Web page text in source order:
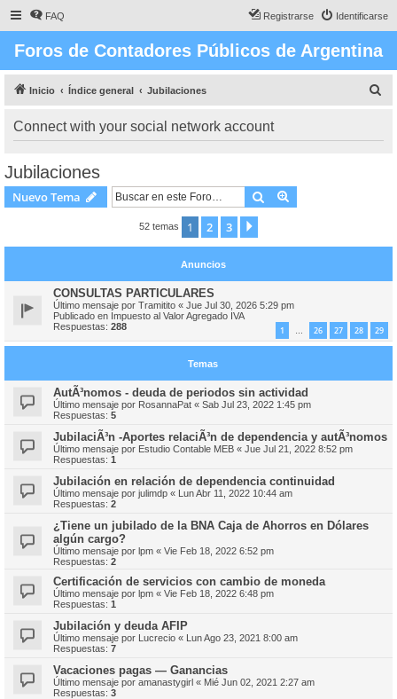
FAQ Identificarse
Registrarse
Foros de Contadores Públicos de Argentina
Inicio Índice general Jubilaciones
Connect with your social network account
Jubilaciones
Nuevo Tema Buscar
52 temas 1 2 3
Anuncios
CONSULTAS PARTICULARES
Último mensaje por Tramitito « Jue Jul 30, 2026 5:29 pm
Publicado en Impuesto al Valor Agregado IVA
Respuestas: 288 1 … 26 27 28 29
Temas
AutÃ³nomos - deuda de periodos sin actividad
Último mensaje por RosannaPat « Sab Jul 23, 2022 1:45 pm
Respuestas: 5
JubilaciÃ³n -Aportes relaciÃ³n de dependencia y autÃ³nomos
Último mensaje por Estudio Contable MEB « Jue Jul 21, 2022 8:52 pm
Respuestas: 1
Jubilación en relación de dependencia continuidad
Último mensaje por julimdp « Lun Abr 11, 2022 10:44 am
Respuestas: 2
¿Tiene un jubilado de la BNA Caja de Ahorros en Dólares
algún cargo?
Último mensaje por lpm « Vie Feb 18, 2022 6:52 pm
Respuestas: 2
Certificación de servicios con cambio de moneda
Último mensaje por lpm « Vie Feb 18, 2022 6:48 pm
Respuestas: 1
Jubilación y deuda AFIP
Último mensaje por Lucrecio « Lun Ago 23, 2021 8:00 am
Respuestas: 7
Vacaciones pagas — Ganancias
Último mensaje por amanastygirl « Mié Jun 02, 2021 2:27 am
Respuestas: 3